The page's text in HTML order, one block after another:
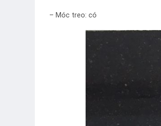
– Móc treo: có